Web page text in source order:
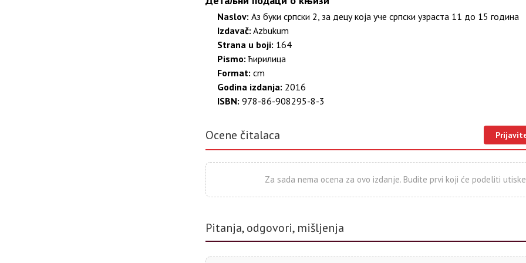
Naslov: Аз буки српски 2, за децу која уче српски узраста 11 до 15 година
Izdavač: Azbukum
Strana u boji: 164
Pismo: ћирилица
Format: cm
Godina izdanja: 2016
ISBN: 978-86-908295-8-3
Ocene čitalaca
Za sada nema ocena za ovo izdanje. Budite prvi koji će podeliti
Pitanja, odgovori, mišljenja